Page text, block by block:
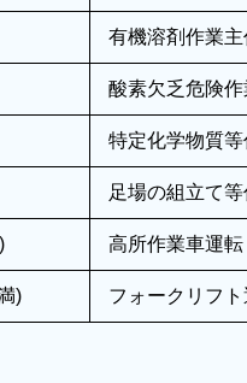
有機溶剤作業
酸素欠乏危険
特定化学物質
足場の組立て
高所作業車運転
) フォークリフ